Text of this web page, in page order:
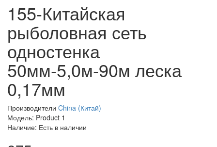
155-Китайская
рыболовная сеть
одностенка
50мм-5,0м-90м леска
0,17мм
Производители China (Китай)
Модель: Product 1
Наличие: Есть в наличии